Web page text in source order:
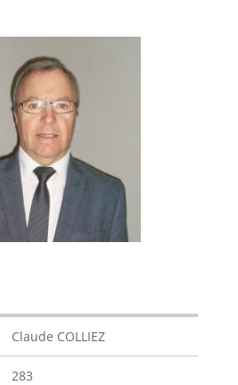
Claude COLLIEZ
283